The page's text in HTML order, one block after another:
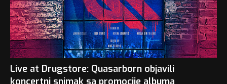
Live at Drugstore: Quasarborn objavili
koncertni snimak sa promocije albuma